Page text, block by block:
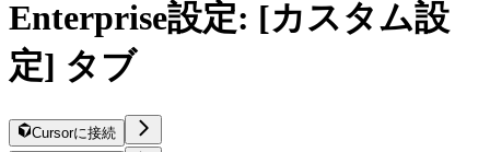
Enterprise設定: [カスタム設
定] タブ
Cursorに接続